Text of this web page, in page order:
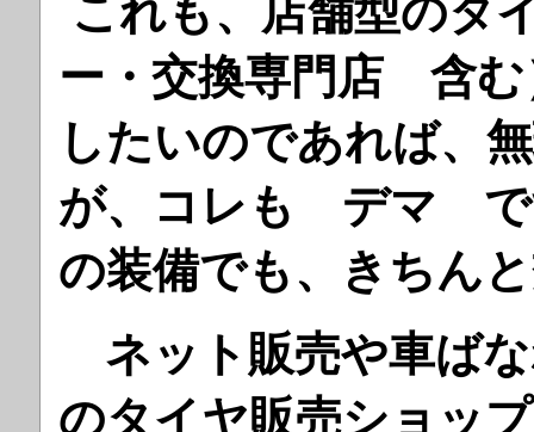
これも、店舗型のタ
ー・交換専門店 含む
したいのであれば、
が、コレも デマ で
の装備でも、きちん
ネット販売や車ば
のタイヤ販売ショッ